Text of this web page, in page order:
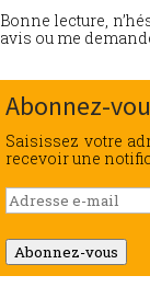
Bonne lecture,
avis ou me
Abonnez-
Saisissez votre
recevoir une
Adresse
e-
mail
Abonnez-vous